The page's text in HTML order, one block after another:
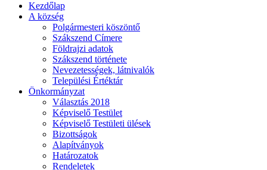
Kezdőlap
A község
Polgármesteri köszöntő
Szákszend Címere
Földrajzi adatok
Szákszend története
Nevezetességek, látnivalók
Települési Értéktár
Önkormányzat
Választás 2018
Képviselő Testület
Képviselő Testületi ülések
Bizottságok
Alapítványok
Határozatok
Rendeletek